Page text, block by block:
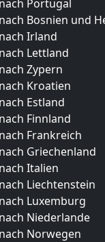
Portugal
Bosnien und
Irland
Lettland
Zypern
Kroatien
Estland
Finnland
Frankreich
Griechenland
Italien
Liechtenstein
Luxemburg
Niederlande
Norwegen